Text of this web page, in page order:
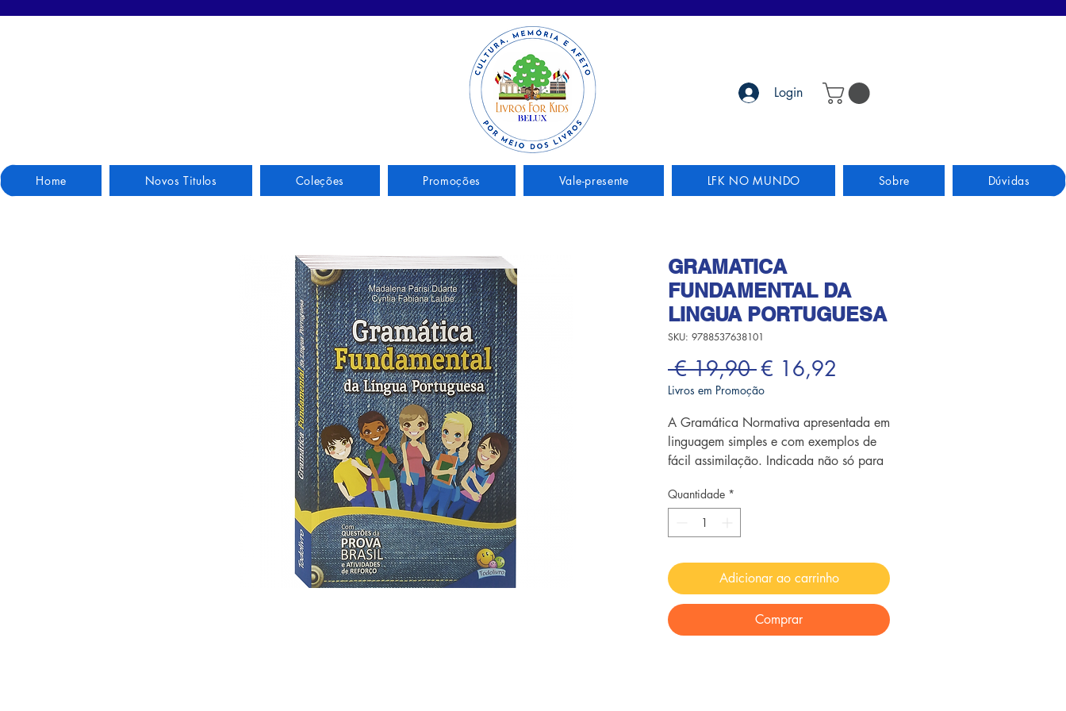
Login
Home Novos Titulos Coleções Promoções Vale-presente LFK NO MUNDO Sobre Dúvidas
GRAMATICA
FUNDAMENTAL DA
LINGUA PORTUGUESA
SKU: 9788537638101
€ 19,90 Preço normal
€ 16,92
Livros em Promoção
A Gramática Normativa apresentada em
linguagem simples e com exemplos de
fácil assimilação. Indicada não só para
procuram, pelo aprendizado das normas
gramaticais, adquirir o domínio da
norma culta e exercer uma boa e
Quantidade *
Adicionar ao carrinho
Comprar